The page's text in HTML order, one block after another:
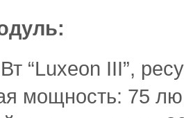
“Luxeon III”,
мощность: 75